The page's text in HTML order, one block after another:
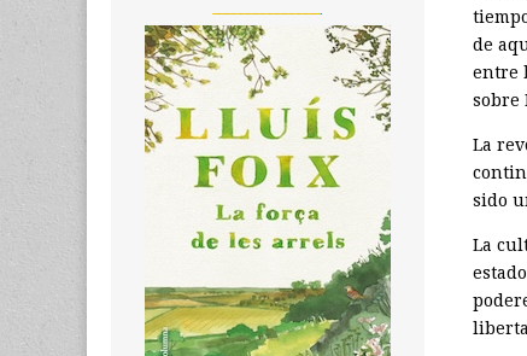
de
entre
sobre
La
sido
La